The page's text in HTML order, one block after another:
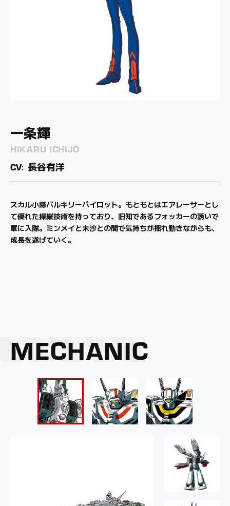
一条輝
HIKARU ICHIJO
長谷有洋
スカル小隊バルキリーパイロット。もともとはエアレーサーとし
て優れた操縦技術を持っており、旧知であるフォッカーの誘いで
軍に入隊。ミンメイと未沙との間で気持ちが揺れ動きながらも、
成長を遂げていく。
リン・ミンメイ
LYNN MINMAY
飯島真理
マクロス艦内都市の中華料理店「娘々」の看板娘。艦内の「ミ
ス・マクロス コンテスト」で優勝し、歌手デビューを果たす。
やがて彼女の歌声は文化を持たないゼントラーディの心を揺さぶ
り、人類の命運を左右することになる。
早瀬未沙
MISA HAYASE
土井美加
マクロスの主任航空管制官。厳格な軍人家系で育ち、
士官学校を首席で卒業したエリート。命令違反を繰り返す輝とは
犬猿の仲だったが、理解を深めていくうちに惹かれ合う。
ロイ・フォッカー
ROY FOCKER
神谷明
マクロスのスカル大隊を率いるエースパイロット。
酒好き、女好きで豪胆な性格の持ち主。クローディアとは恋人同
士。
マクシミリアン・ジーナス
MAXIMILIAN JENIUS
速水奨
バーミリオン小隊に所属する輝の部下。天才的な操縦技術を持
ち、
初陣から7機を撃墜する戦果を挙げる。
ミリア・ファリーナ・ジーナス
MILIA FARINA JENIUS
竹田えり
ゼントラーディ軍女性部隊のエース。のちにマックスと結ばれ
る。
MECHANIC